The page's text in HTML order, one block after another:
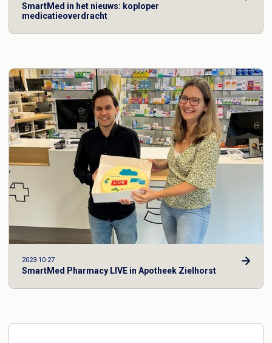
SmartMed in het nieuws: koploper
medicatieoverdracht
2023-10-27
SmartMed Pharmacy LIVE in Apotheek Zielhorst